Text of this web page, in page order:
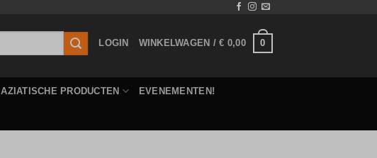
LOGIN WINKELWAGEN /€ 0,00 0
AZIATISCHE PRODUCTEN EVENEMENTEN!